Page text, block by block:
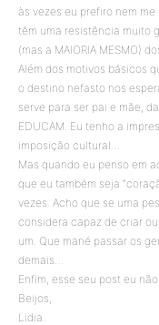
às vezes eu prefiro nem
têm uma resistência muito
(mas a MAIORIA MESMO)
Além dos motivos básicos
o destino nefasto nos
serve para ser pai e mãe,
EDUCAM. Eu tenho a
imposição cultural…
Mas quando eu penso em
que eu também seja
vezes. Acho que se uma
considera capaz de criar
um. Que mané passar os
demais…
Enfim, esse seu post eu
Beijos,
Lidia.